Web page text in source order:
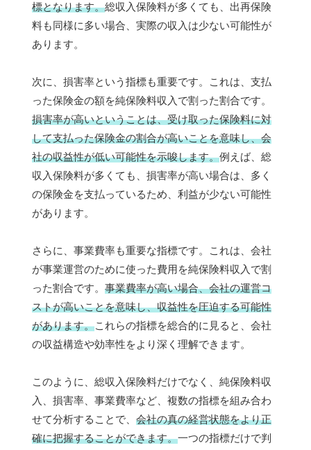
標となります。総収入保険料が多くても、出再保険
料も同様に多い場合、実際の収入は少ない可能性が
あります。
次に、損害率という指標も重要です。これは、支払
った保険金の額を純保険料収入で割った割合です。
損害率が高いということは、受け取った保険料に対
して支払った保険金の割合が高いことを意味し、会
社の収益性が低い可能性を示唆します。例えば、総
収入保険料が多くても、損害率が高い場合は、多く
の保険金を支払っているため、利益が少ない可能性
があります。
さらに、事業費率も重要な指標です。これは、会社
が事業運営のために使った費用を純保険料収入で割
った割合です。 事業費率が高い場合、会社の運営コ
ストが高いことを意味し、収益性を圧迫する可能性
があります。これらの指標を総合的に見ると、会社
の収益構造や効率性をより深く理解できます。
このように、総収入保険料だけでなく、純保険料収
入、損害率、事業費率など、複数の指標を組み合わ
せて分析することで、 会社の真の経営状態をより正
確に把握することができます。一つの指標だけで判